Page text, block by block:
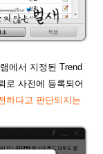
에서 지정된 Trend
로 사전에 등록되어
하다고 판단되지는